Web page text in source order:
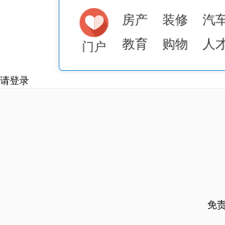
门户
房产 装修 汽
教育
购物 人
请登录
免